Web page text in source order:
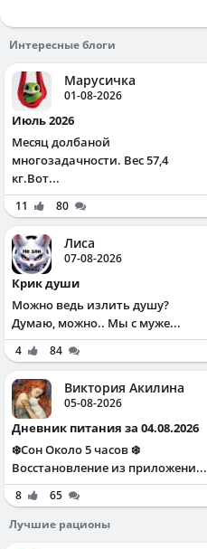
Интересные блоги
Марусичка
01-08-2026
Июль 2026
Месяц долбаной
многозадачности. Вес 57,4
кг.Вот...
11 80
Лиса
07-08-2026
Крик души
Можно ведь излить душу?
Думаю, можно.. Мы с муже...
4 84
Виктория Акилина
05-08-2026
Дневник питания за 04.08.2026
❄️Сон Около 5 часов ❄️
Восстановление из приложени...
8
65
Лучшие рационы